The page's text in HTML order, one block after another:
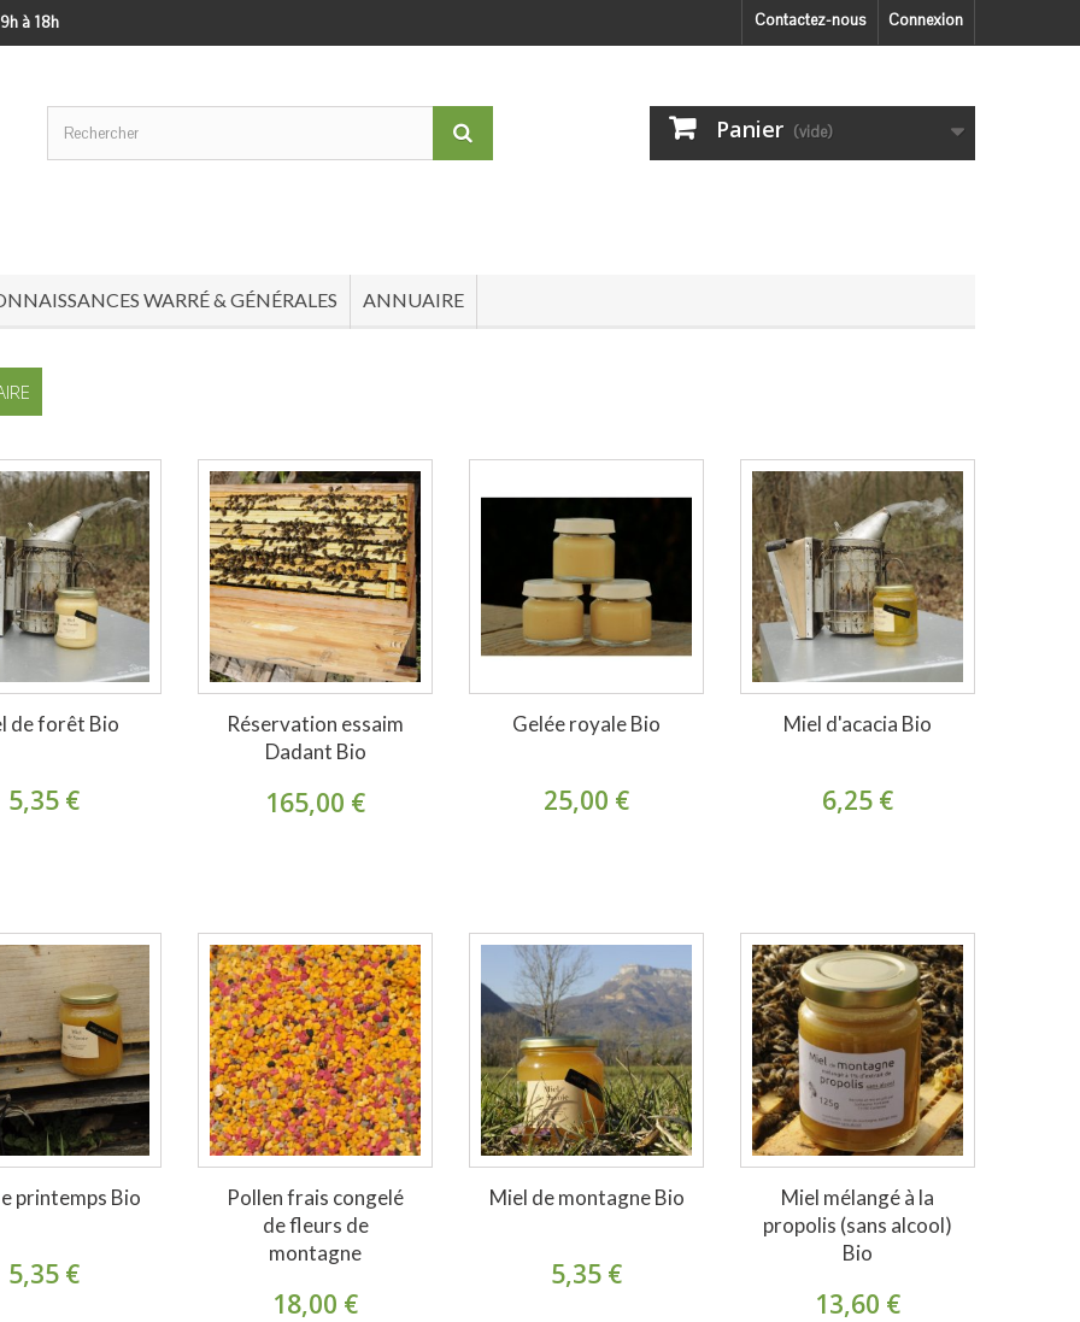
Connexion
Contactez-nous
à 18h
Panier (vide)
WARRÉ & GÉNÉRALES ANNUAIRE
de forêt Bio
5,35 €
Réservation essaim
Dadant Bio
165,00 €
Gelée royale Bio
25,00 €
Miel d'acacia Bio
6,25 €
printemps Bio
5,35 €
Pollen frais congelé
de fleurs de
montagne
18,00 €
Miel de montagne Bio
5,35 €
Miel mélangé à la
propolis (sans alcool)
Bio
13,60 €